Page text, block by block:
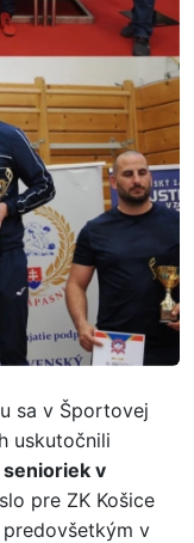
sa v Športovej
uskutočnili
v
pre ZK Košice
v